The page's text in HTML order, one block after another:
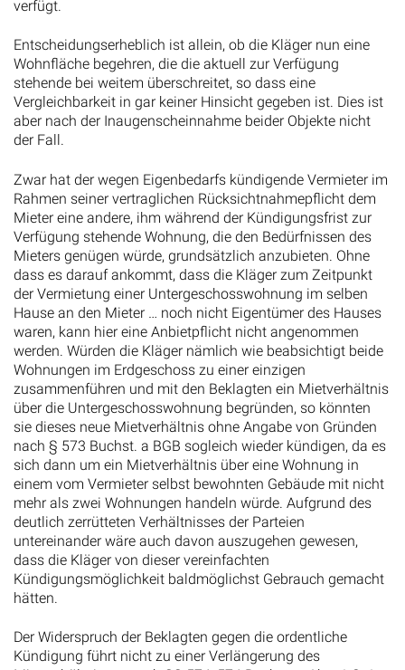
Wohnfläche begehren, die die aktuell zur Verfügung
stehende bei weitem überschreitet, so dass eine
Vergleichbarkeit in gar keiner Hinsicht gegeben ist. Dies ist
aber nach der Inaugenscheinnahme beider Objekte nicht
der Fall.
Rahmen seiner vertraglichen Rücksichtnahmepflicht dem
Mieter eine andere, ihm während der Kündigungsfrist zur
Verfügung stehende Wohnung, die den Bedürfnissen des
Mieters genügen würde, grundsätzlich anzubieten. Ohne
dass es darauf ankommt, dass die Kläger zum Zeitpunkt
der Vermietung einer Untergeschosswohnung im selben
Hause an den Mieter … noch nicht Eigentümer des Hauses
waren, kann hier eine Anbietpflicht nicht angenommen
werden. Würden die Kläger nämlich wie beabsichtigt beide
Wohnungen im Erdgeschoss zu einer einzigen
zusammenführen und mit den Beklagten ein Mietverhältnis
über die Untergeschosswohnung begründen, so könnten
sie dieses neue Mietverhältnis ohne Angabe von Gründen
nach § 573 Buchst. a BGB sogleich wieder kündigen, da es
sich dann um ein Mietverhältnis über eine Wohnung in
einem vom Vermieter selbst bewohnten Gebäude mit nicht
mehr als zwei Wohnungen handeln würde. Aufgrund des
deutlich zerrütteten Verhältnisses der Parteien
untereinander wäre auch davon auszugehen gewesen,
dass die Kläger von dieser vereinfachten
Kündigungsmöglichkeit baldmöglichst Gebrauch gemacht
hätten.
Kündigung führt nicht zu einer Verlängerung des
Mietverhältnisses nach §§ 574, 574 Buchst. a Abs. 1 S. 1